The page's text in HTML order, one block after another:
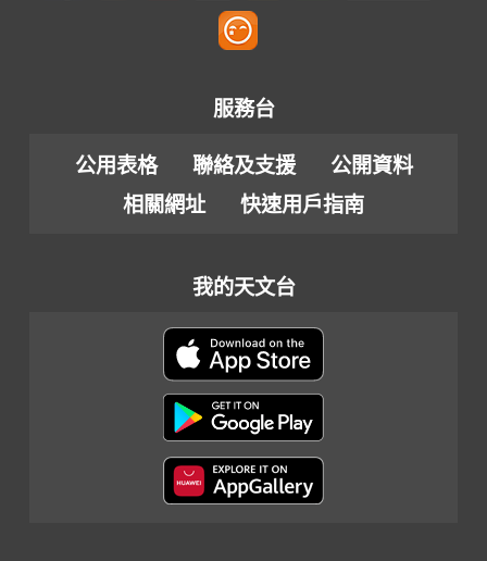
服務台
公用表格 聯絡及支援
公開資料
相關網址
快速用戶指南
我的天文台